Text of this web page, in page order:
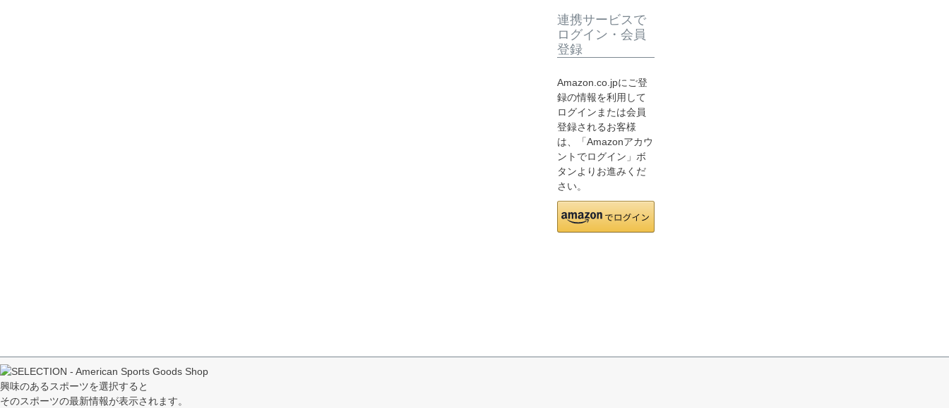
連携サービスで
ログイン・会員
登録
Amazon.co.jpにご登
録の情報を利用して
ログインまたは会員
登録されるお客様
は、「Amazonアカウ
ントでログイン」ボ
タンよりお進みくだ
さい。
興味のあるスポーツを選択すると
そのスポーツの最新情報が表示されます。